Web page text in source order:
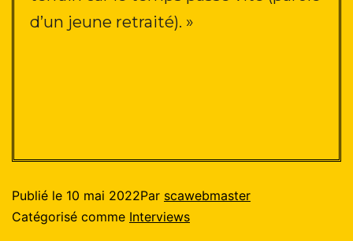
d’un jeune retraité). »
Publié le 10 mai 2022Par scawebmaster
Catégorisé comme Interviews